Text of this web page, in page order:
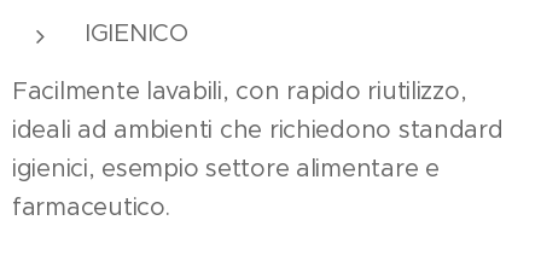
IGIENICO
Facilmente lavabili, con rapido riutilizzo,
ideali ad ambienti che richiedono standard
igienici, esempio settore alimentare e
farmaceutico.